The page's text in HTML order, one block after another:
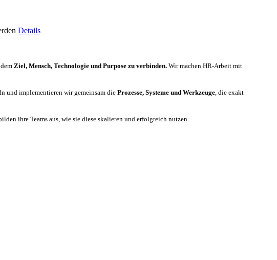
Details
Ziel, Mensch, Technologie und Purpose zu verbinden. Wir machen HR-Arbeit mit
und implementieren wir gemeinsam die Prozesse, Systeme und Werkzeuge , die exakt
ihre Teams aus, wie sie diese skalieren und erfolgreich nutzen.